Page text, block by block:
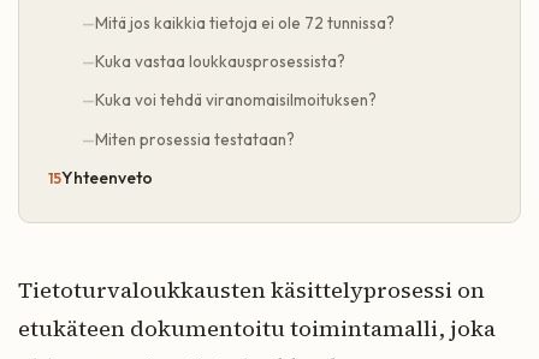
Mitä jos kaikkia tietoja ei ole 72 tunnissa?
Kuka vastaa loukkausprosessista?
Kuka voi tehdä viranomaisilmoituksen?
Miten prosessia testataan?
Yhteenveto
Tietoturvaloukkausten käsittelyprosessi on
etukäteen dokumentoitu toimintamalli, joka